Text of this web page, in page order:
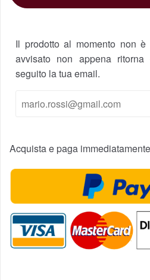
Il prodotto al momento non
avvisato non appena
seguito la tua email.
Acquista e paga